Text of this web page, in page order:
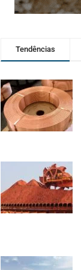
Tendências